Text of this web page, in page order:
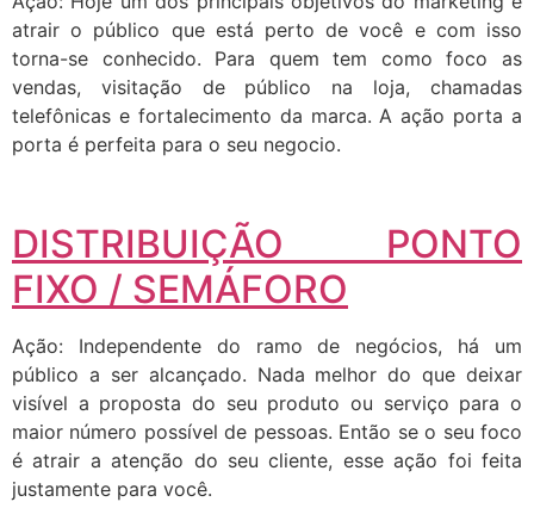
atrair o público que está perto de você e com isso
torna-se conhecido. Para quem tem como foco as
vendas, visitação de público na loja, chamadas
telefônicas e fortalecimento da marca. A ação porta a
porta é perfeita para o seu negocio.
DISTRIBUIÇÃO PONTO
FIXO / SEMÁFORO
Ação: Independente do ramo de negócios, há um
público a ser alcançado. Nada melhor do que deixar
visível a proposta do seu produto ou serviço para o
maior número possível de pessoas. Então se o seu foco
é atrair a atenção do seu cliente, esse ação foi feita
justamente para você.